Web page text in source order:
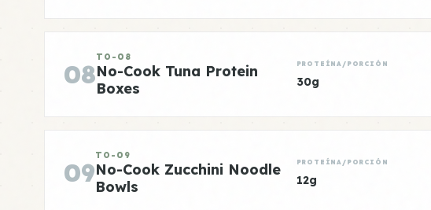
08
TO-08
No-Cook Tuna Protein
Boxes
PROTEÍNA/PORCIÓN
30g
09
TO-09
No-Cook Zucchini Noodle
Bowls
PROTEÍNA/PORCIÓN
12g